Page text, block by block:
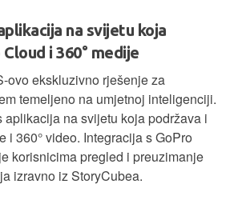
na svijetu koja
i 360° medije
ovo ekskluzivno rješenje za
temeljeno na umjetnoj inteligenciji.
aplikacija na svijetu koja podržava i
i 360° video. Integracija s GoPro
korisnicima pregled i preuzimanje
izravno iz StoryCubea.